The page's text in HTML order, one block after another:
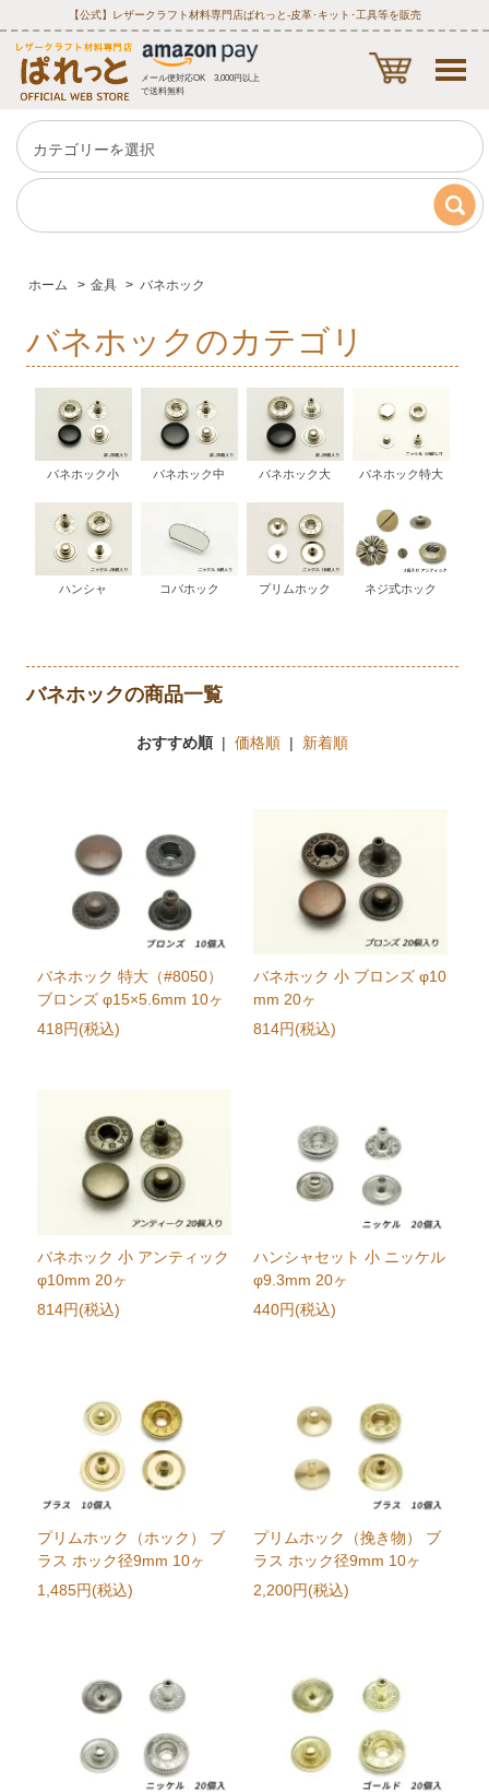
【公式】レザークラフト材料専門店ぱれっと‐皮革･キット･工具等を販売
メール便対応OK 3,000円以上
で送料無料
ホーム > 金具 > バネホック
バネホックのカテゴリ
バネホック小 バネホック中 バネホック大 バネホック特大
ハンシャ コバホック プリムホック ネジ式ホック
バネホックの商品一覧
おすすめ順| 価格順| 新着順
バネホック 特大（#8050）
ブロンズ φ15×5.6mm 10ヶ
418円(税込)
バネホック 小 ブロンズ φ10
mm 20ヶ
814円(税込)
バネホック 小 アンティック
φ10mm 20ヶ
814円(税込)
ハンシャセット 小 ニッケル
φ9.3mm 20ヶ
440円(税込)
プリムホック（ホック） ブ
ラス ホック径9mm 10ヶ
1,485円(税込)
プリムホック（挽き物） ブ
ラス ホック径9mm 10ヶ
2,200円(税込)